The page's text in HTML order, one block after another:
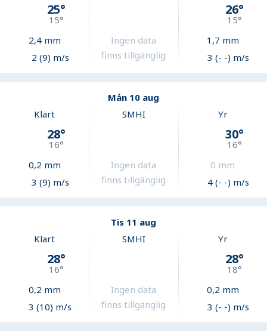
25°
15°
2,4mm
2 (9) m/s
Ingen data
finns tillgänglig
26°
15°
1,7 mm
3 (- -) m/s
Mån 10 aug
Klart
28°
16°
0,2 mm
3 (9) m/s
SMHI
Ingen data
finns tillgänglig
Yr
30°
16°
0 mm
4 (- -) m/s
Tis 11 aug
Klart
28°
16°
0,2 mm
3 (10) m/s
SMHI
Ingen data
finns tillgänglig
Yr
28°
18°
0,2 mm
3 (- -) m/s